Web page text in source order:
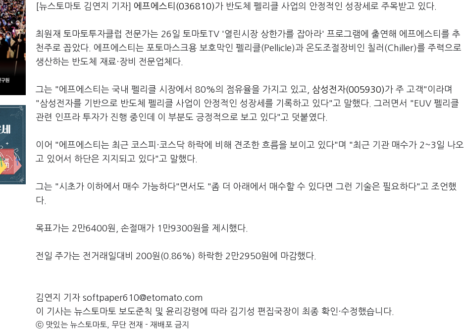
[뉴스토마토 김연지 기자] 에프에스티(036810)가 반도체 펠리클 사업의 안정적인 성장세로 주목받고 있다.
최원재 토마토투자클럽 전문가는 26일 토마토TV '열린시장 상한가를 잡아라' 프로그램에 출연해 에프에스티를 추
천주로 꼽았다. 에프에스티는 포토마스크용 보호막인 펠리클(Pellicle)과 온도조절장비인 칠러(Chiller)를 주력으로
생산하는 반도체 재료·장비 전문업체다.
그는 "에프에스티는 국내 펠리클 시장에서 80%의 점유율을 가지고 있고, 삼성전자(005930)가 주 고객"이라며
"삼성전자를 기반으로 반도체 펠리클 사업이 안정적인 성장세를 기록하고 있다"고 말했다. 그러면서 "EUV 펠리클
관련 인프라 투자가 진행 중인데 이 부분도 긍정적으로 보고 있다"고 덧붙였다.
이어 "에프에스티는 최근 코스피·코스닥 하락에 비해 견조한 흐름을 보이고 있다"며 "최근 기관 매수가 2~3일 나오
고 있어서 하단은 지지되고 있다"고 말했다.
그는 "시초가 이하에서 매수 가능하다"면서도 "좀 더 아래에서 매수할 수 있다면 그런 기술은 필요하다"고 조언했
다.
목표가는 2만6400원, 손절매가 1만9300원을 제시했다.
전일 주가는 전거래일대비 200원(0.86%) 하락한 2만2950원에 마감했다.
김연지 기자 softpaper610@etomato.com
이 기사는 뉴스토마토 보도준칙 및 윤리강령에 따라 김기성 편집국장이 최종 확인·수정했습니다.
ⓒ 맛있는 뉴스토마토, 무단 전재 - 재배포 금지